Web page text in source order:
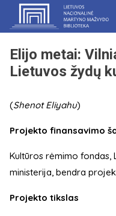
Elijo metai:
Lietuvos žydų
(Shenot Eliyahu)
Projekto finansavimo
Kultūros rėmimo fondas,
ministerija, bendra
Projekto tikslas